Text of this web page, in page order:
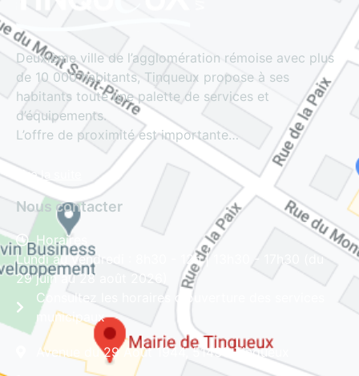
Deuxième ville de l’agglomération rémoise avec plus
de 10 000 habitants, Tinqueux propose à ses
habitants toute une palette de services et
d’équipements.
L’offre de proximité est importante…
Lire la suite
Nous contacter
Horaires
Lundi au vendredi : 8h30 - 12h | 13h30 - 17h30 (du
29 juin au 28 août 2026)
Consultez les horaires d'ouverture des services
municipaux
Avenue du 29 Août 1944, 51430 Tinqueux